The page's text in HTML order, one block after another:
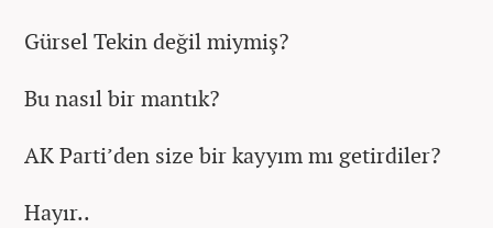
Gürsel Tekin değil miymiş?
Bu nasıl bir mantık?
AK Parti’den size bir kayyım mı getirdiler?
Hayır..